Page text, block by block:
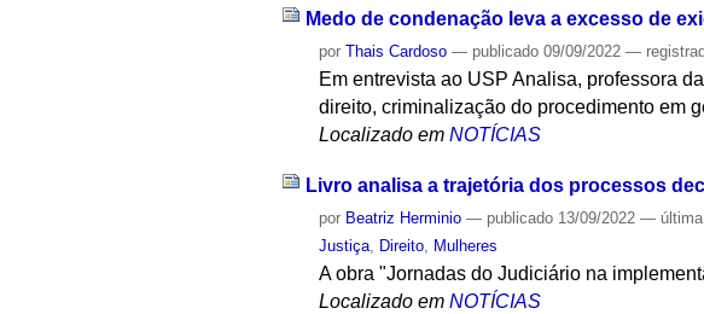
Medo de condenação leva a excesso de
porThais Cardoso — publicado 09/09/2022—
Em entrevista ao USP Analisa, professora
direito, criminalização do procedimento em
Localizado em NOTÍCIAS
Livro analisa a trajetória dos processos
por Beatriz Herminio — publicado 13/09/2022—
Justiça, Direito, Mulheres
A obra "Jornadas do Judiciário na
Localizado em NOTÍCIAS